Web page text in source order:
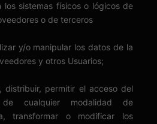
sistemas físicos o lógicos de
o de terceros
y/o manipular los datos de la
y otros Usuarios;
distribuir, permitir el acceso del
cualquier modalidad de
transformar o modificar los